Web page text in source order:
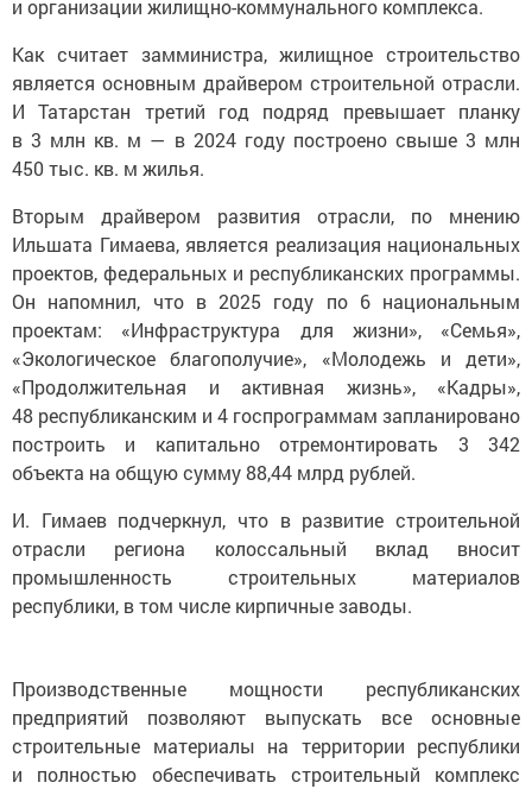
и организации жилищно-коммунального комплекса.
Как считает замминистра, жилищное строительство
является основным драйвером строительной отрасли.
И Татарстан третий год подряд превышает планку
в 3 млн кв. м — в 2024 году построено свыше 3 млн
450 тыс. кв. м жилья.
Вторым драйвером развития отрасли, по мнению
Ильшата Гимаева, является реализация национальных
проектов, федеральных и республиканских программы.
Он напомнил, что в 2025 году по 6 национальным
проектам: «Инфраструктура для жизни», «Семья»,
«Экологическое благополучие», «Молодежь и дети»,
«Продолжительная и активная жизнь», «Кадры»,
48 республиканским и 4 госпрограммам запланировано
построить и капитально отремонтировать 3 342
объекта на общую сумму 88,44 млрд рублей.
И. Гимаев подчеркнул, что в развитие строительной
отрасли региона колоссальный вклад вносит
промышленность строительных материалов
республики, в том числе кирпичные заводы.
Производственные мощности республиканских
предприятий позволяют выпускать все основные
строительные материалы на территории республики
и полностью обеспечивать строительный комплекс